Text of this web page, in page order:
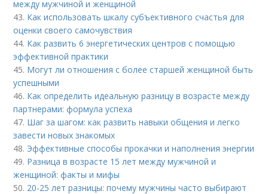
между мужчиной и женщиной
43. Как использовать шкалу субъективного счастья для
оценки своего самочувствия
44. Как развить 6 энергетических центров с помощью
эффективной практики
45. Могут ли отношения с более старшей женщиной быть
успешными
46. Как определить идеальную разницу в возрасте между
партнерами: формула успеха
47. Шаг за шагом: как развить навыки общения и легко
завести новых знакомых
48. Эффективные способы прокачки и наполнения энергии
49. Разница в возрасте 15 лет между мужчиной и
женщиной: факты и мифы
50. 20-25 лет разницы: почему мужчины часто выбирают